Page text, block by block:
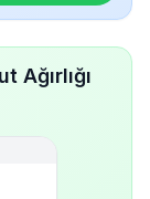
Ağırlığı